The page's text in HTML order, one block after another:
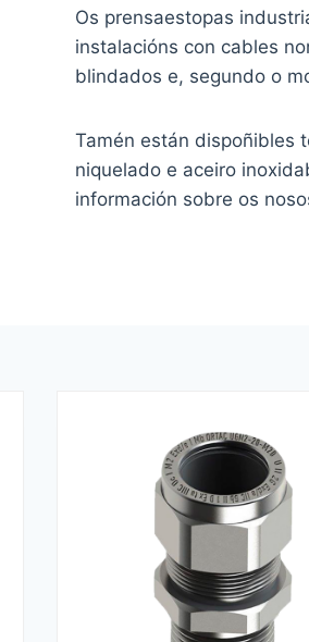
Os prensaestopas
instalacións con cables
blindados e, segundo o
Tamén están dispoñibles
niquelado e aceiro
información sobre os